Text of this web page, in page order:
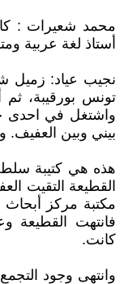
محمد شعيرات :
أستاذ لغة عربية
نجيب عياد: زميل
تونس بورقيبة،
واشتغل في احدى
بيني وبين
هذه هي كتيبة
القطيعة التقيت
مكتبة مركز
فانتهت القطيعة
كانت.